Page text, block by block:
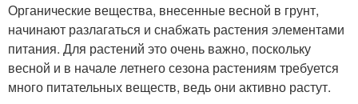
Органические вещества, внесенные весной в грунт,
начинают разлагаться и снабжать растения элементами
питания. Для растений это очень важно, поскольку
весной и в начале летнего сезона растениям требуется
много питательных веществ, ведь они активно растут.